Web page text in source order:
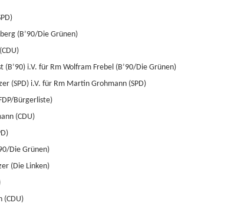
(B’90/Die Grünen)
(B’90) i.V. für Rm Wolfram Frebel (B’90/Die Grünen)
(SPD) i.V. für Rm Martin Grohmann (SPD)
Bürgerliste)
(CDU)
Die Grünen)
(Die Linken)
(CDU)